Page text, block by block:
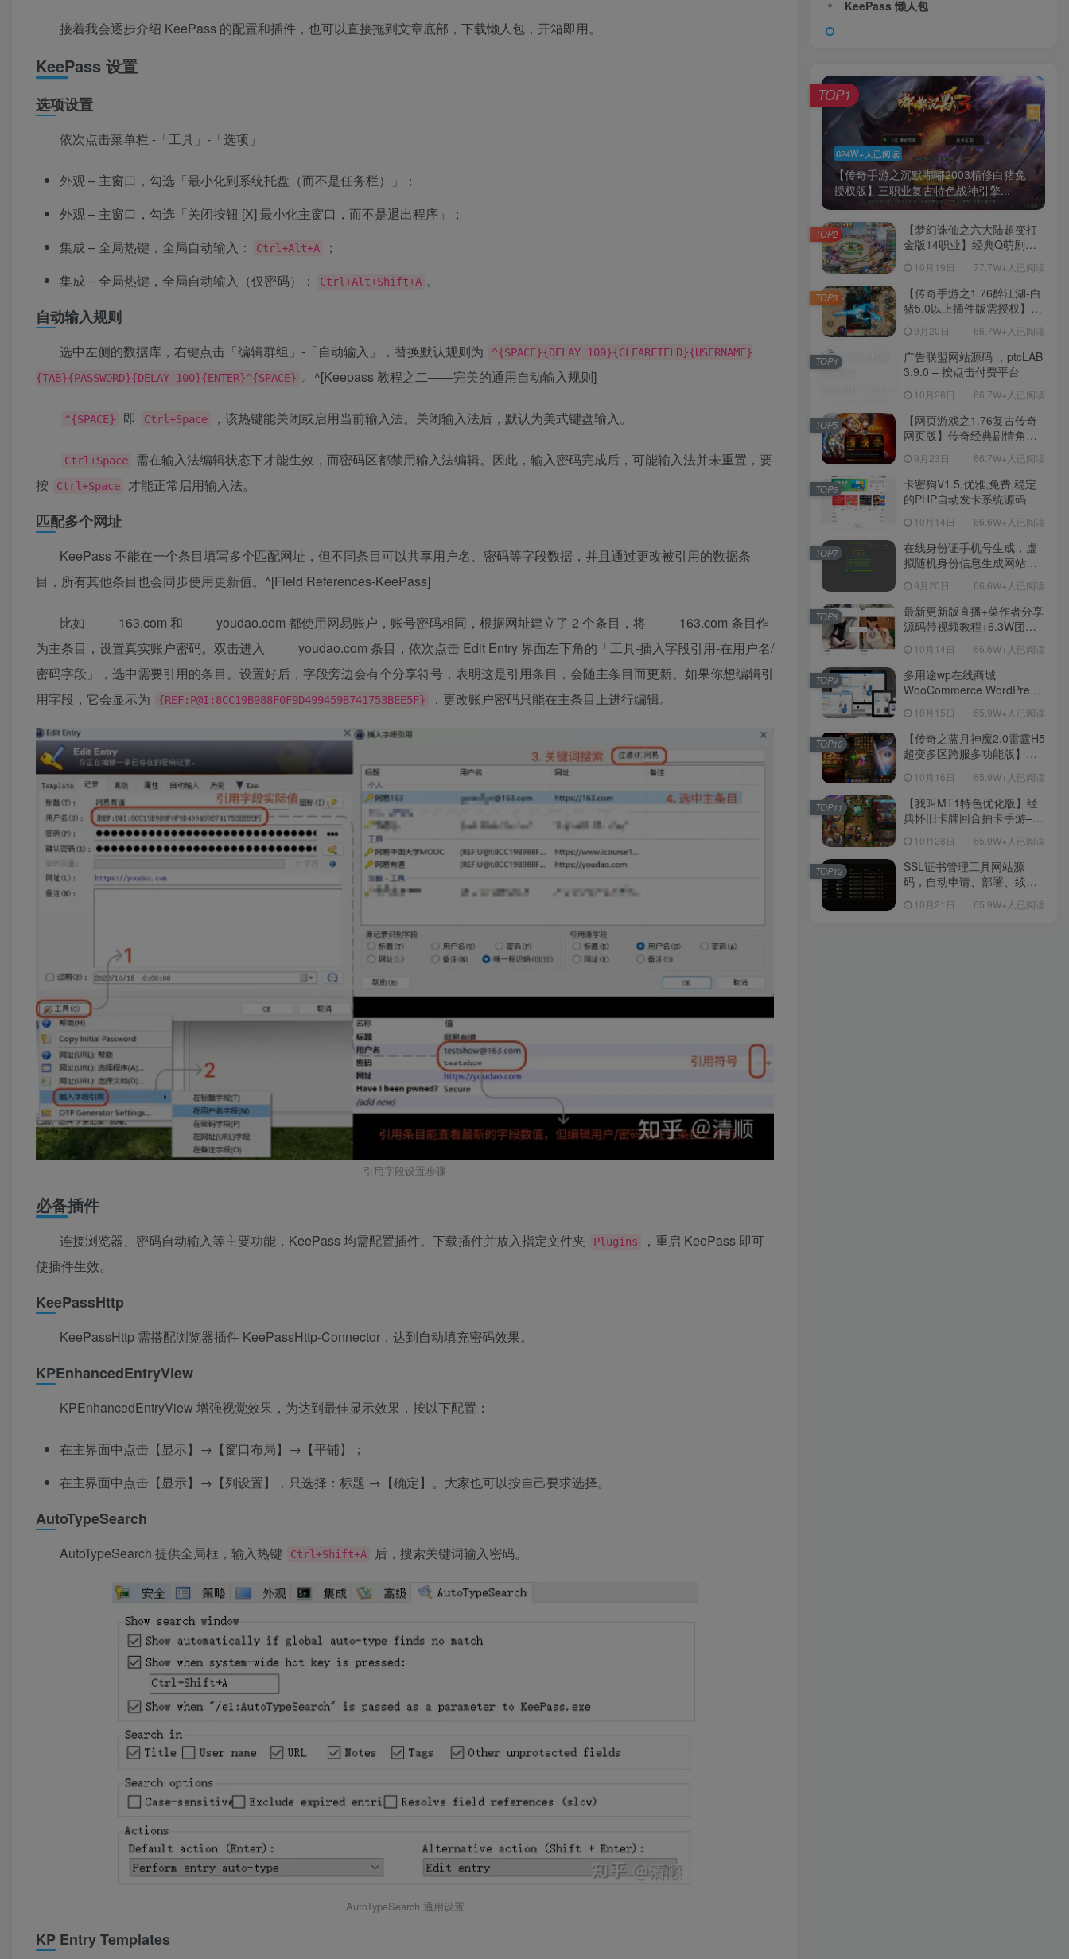
接着我会逐步介绍 KeePass 的配置和插件，也可以直接拖到文章底部，下载懒人包，开箱即用。
KeePass 设置
选项设置
依次点击菜单栏 -「工具」-「选项」
外观 – 主窗口，勾选「最小化到系统托盘（而不是任务栏）」；
外观 – 主窗口，勾选「关闭按钮 [X] 最小化主窗口，而不是退出程序」；
集成 – 全局热键，全局自动输入：
Ctrl+Alt+A
；
集成 – 全局热键，全局自动输入（仅密码）：
Ctrl+Alt+Shift+A 。
自动输入规则
选中左侧的数据库，右键点击「编辑群组」-「自动输入」，替换默认规则为
^{SPACE}{DELAY 100}{CLEARFIELD}{USERNAME}
{TAB}{PASSWORD}{DELAY 100}{ENTER}^{SPACE} 。^[Keepass 教程之二——完美的通用自动输入规则]
^{SPACE} 即 Ctrl+Space ，该热键能关闭或启用当前输入法。关闭输入法后，默认为美式键盘输入。
Ctrl+Space
需在输入法编辑状态下才能生效，而密码区都禁用输入法编辑。因此，输入密码完成后，可能输入法并未重置，要
按
Ctrl+Space 才能正常启用输入法。
匹配多个网址
KeePass 不能在一个条目填写多个匹配网址，但不同条目可以共享用户名、密码等字段数据，并且通过更改被引用的数据条
目，所有其他条目也会同步使用更新值。^[Field References-KeePass]
比如 163.com 和 youdao.com 都使用网易账户，账号密码相同，根据网址建立了 2 个条目，将 163.com 条目作
为主条目，设置真实账户密码。双击进入
youdao.com 条目，依次点击 Edit Entry 界面左下角的「工具-插入字段引用-在用户名/
密码字段」，选中需要引用的条目。设置好后，字段旁边会有个分享符号，表明这是引用条目，会随主条目而更新。如果你想编辑引
用字段，它会显示为
{REF:P@I:8CC19B988F0F9D499459B741753BEE5F} ，更改账户密码只能在主条目上进行编辑。
引用字段设置步骤
必备插件
连接浏览器、密码自动输入等主要功能，KeePass 均需配置插件。下载插件并放入指定文件夹 Plugins
，重启 KeePass 即可
使插件生效。
KeePassHttp
KeePassHttp 需搭配浏览器插件 KeePassHttp-Connector，达到自动填充密码效果。
KPEnhancedEntryView
KPEnhancedEntryView 增强视觉效果，为达到最佳显示效果，按以下配置：
在主界面中点击【显示】→【窗口布局】→【平铺】；
在主界面中点击【显示】→【列设置】，只选择：标题 →【确定】。大家也可以按自己要求选择。
AutoTypeSearch
AutoTypeSearch 提供全局框，输入热键 Ctrl+Shift+A 后，搜索关键词输入密码。
AutoTypeSearch 通用设置
KP Entry Templates
KeePass 懒人包
624W+人已阅读
【传奇手游之沉默嘟嘟2003精修白猪免
授权版】三职业复古特色战神引擎...
TOP1
【梦幻诛仙之六大陆超变打
金版14职业】经典Q萌剧情
Linux服务端源码视频架设教
程-新版多功能GM网页后台
工具-安卓苹果IOS双端版
本！
10月19日 77.7W+人已阅读
TOP2
【传奇手游之1.76醉江湖-白
猪5.0以上插件版需授权】三
手游-Win服务端源码视频架
设教程-新版GM多功能网页
授权物品后台-九层妖塔-法宠
系统-历练殿堂-尸家重地-GM
直冲网页后台-安卓苹果IOS
双端版本！
9月20日 66.7W+人已阅读
TOP3
广告联盟网站源码 ，ptcLAB
3.9.0 – 按点击付费平台
10月28日 66.7W+人已阅读
TOP4
【网页游戏之1.76复古传奇
网页版】传奇经典剧情角色
Win服务端源码视频架设教
程！
9月23日 66.7W+人已阅读
TOP5
卡密狗V1.5,优雅,免费,稳定
的PHP自动发卡系统源码
10月14日 66.6W+人已阅读
TOP6
在线身份证手机号生成，虚
拟随机身份信息生成网站源
9月20日 66.6W+人已阅读
TOP7
最新更新版直播+菜作者分享
源码带视频教程+6.3W团购
【源码+教程】
10月14日 66.6W+人已阅读
TOP8
多用途wp在线商城
WooCommerce WordPress
10月15日 65.9W+人已阅读
TOP9
【传奇之蓝月神魔2.0雷霆H5
超变多区跨服多功能版】三
理单机一键即玩镜像端-打包
Linux服务端源码-视频架设
教程
10月16日 65.9W+人已阅读
TOP10
【我叫MT1特色优化版】经
典怀旧卡牌回合抽卡手游–打
教程-多功能GM后台工具-网
页注册-安卓版本！
10月28日 65.9W+人已阅读
TOP11
SSL证书管理工具网站源
码，自动申请、部署、续期
10月21日 65.9W+人已阅读
TOP12